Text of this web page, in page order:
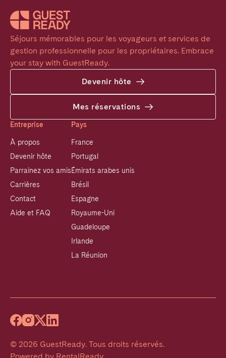
Séjours mémorables pour les voyageurs et services de
gestion professionnelle pour les propriétaires. Embrace
your stay with GuestReady.
Devenir hôte
Mes réservations
Entreprise
À propos
Devenir hôte
Parrainez vos amis
Carrières
Contact
Aide et FAQ
Pays
France
Portugal
Émirats arabes unis
Brésil
Espagne
Royaume-Uni
Guadeloupe
Irlande
La Réunion
© 2026 GuestReady. Tous droits réservés.